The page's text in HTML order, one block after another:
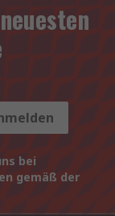
bei
gemäß der